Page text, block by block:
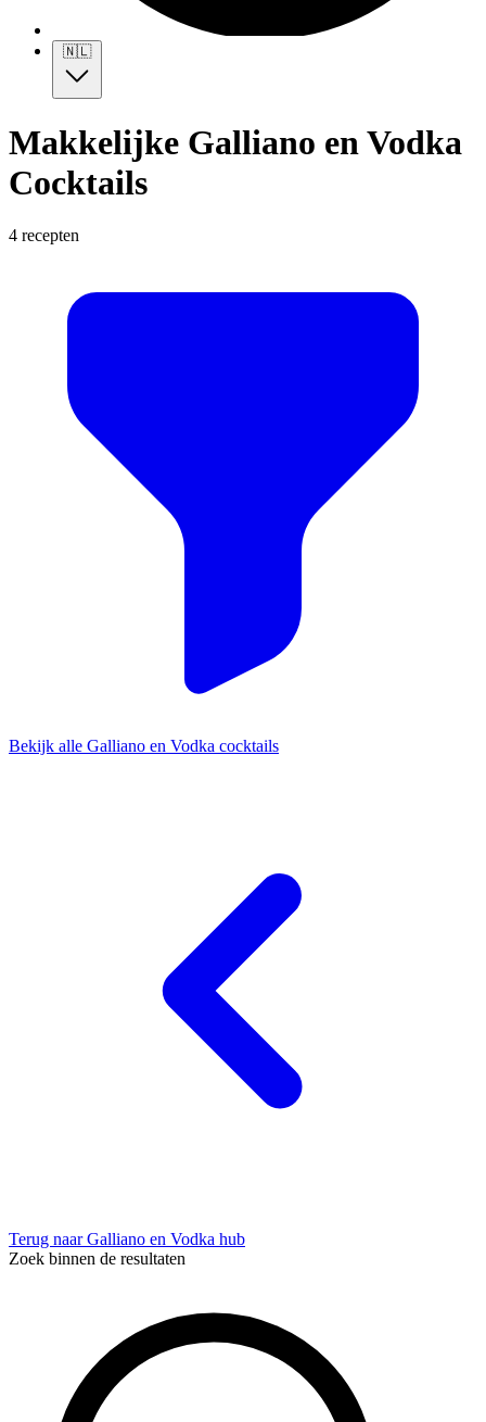
🇳🇱
Makkelijke Galliano en Vodka
Cocktails
4 recepten
Bekijk alle Galliano en Vodka cocktails
Terug naar Galliano en Vodka hub
Zoek binnen de resultaten